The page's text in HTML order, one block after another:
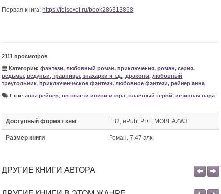
Первая книга: https://feisovet.ru/book286313868
2111 просмотров
Категории:фэнтези, любовный роман,приключения,роман,серия,
ведьмы, ведуньи, травницы, знахарки и т.д., драконы, любовный
треугольник,приключенческое фэнтези, любовное фэнтези,рейнер анна
Тэги:анна рейнер,во власти инквизитора,властный герой,истинная пара
Доступный формат книг FB2, ePub, PDF, MOBI, AZW3
Размер книги Роман. 7,47 алк
ДРУГИЕ КНИГИ АВТОРА